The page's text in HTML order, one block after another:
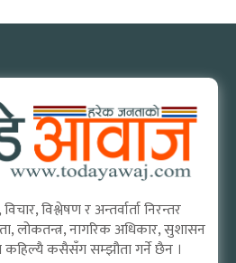
विश्लेषण र अन्तर्वार्ता निरन्तर
लोकतन्त्र, नागरिक अधिकार, सुशासन
कहिल्यै कसैसँग सम्झौता गर्ने छैन ।